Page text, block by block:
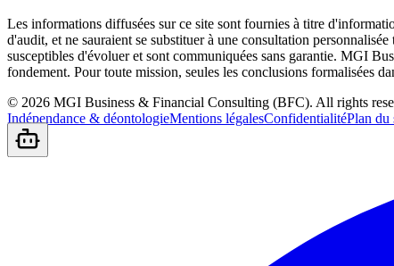
Les informations diffusées sur ce site sont fournies à titre
d'audit, et ne sauraient se substituer à une consultation
susceptibles d'évoluer et sont communiquées sans garantie. MGI
fondement. Pour toute mission, seules les conclusions formalisées
© 2026 MGI Business & Financial Consulting (BFC). All rights
Indépendance & déontologieMentions légalesConfidentialitéPlan du